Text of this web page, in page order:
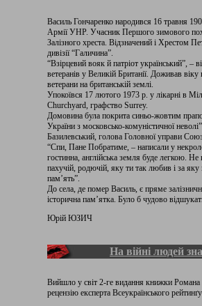
Василь Гончаренко народився 16 травня
Армії УНР. Учасник Першого зимового
Залізного хреста. Відзначений і Хрестом
дивізії “Галичина”.
“Взірцевий вояк й патріот український”,
ветеранів у Великій Британії. Доживав
ветерани на британській землі.
Упокоївся 17 лютого 1973 р. у лікарні в
Churchyard, графство Surrey.
Домовина була покрита синьо-жовтим
України з московсько-комуністичної
Базилевський, голова Головної управи
“Спи, Пане Побратиме, – написали у
гостинна, англійська земля буде легкою.
пахучій, родючій, яку ти так любив і за
пам’ять”.
До села, де помер Василь, є пряме
історична пам’ятка. Було б чудово
Юрій ЮЗИЧ
На війні людей
Вийшло у світ 2-ге видання книжки Романа
рецензію експерта Всеукраїнського